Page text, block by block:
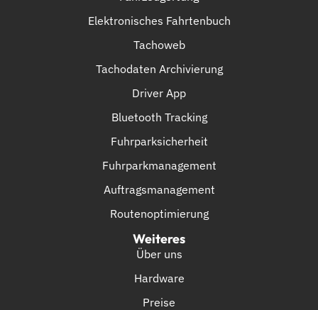
Elektronisches Fahrtenbuch
Tachoweb
Tachodaten Archivierung
Driver App
Bluetooth Tracking
Fuhrparksicherheit
Fuhrparkmanagement
Auftragsmanagement
Routenoptimierung
Weiteres
Über uns
Hardware
Preise